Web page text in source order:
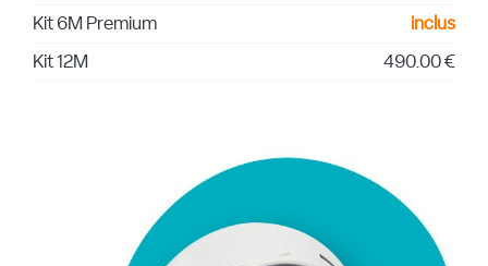
Kit 6M Premium inclus
Kit 12M 490.00 €